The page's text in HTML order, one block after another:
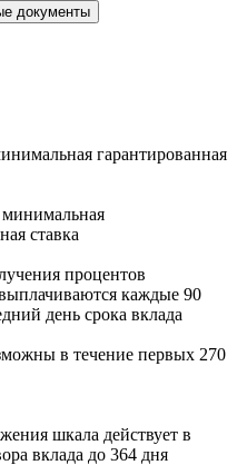
документы
гарантированная
минимальная
ставка
процентов
каждые 90
день срока вклада
в течение первых 270
шкала действует в
вклада до 364 дня